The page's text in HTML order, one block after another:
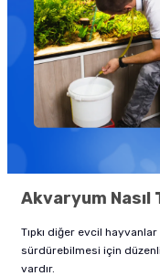
Akvaryum Nasıl
Tıpkı diğer evcil
sürdürebilmesi için düzenli
vardır.